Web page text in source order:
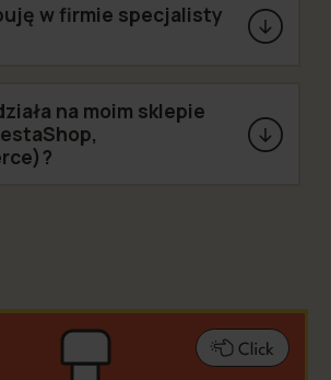
w firmie specjalisty
na moim sklepie